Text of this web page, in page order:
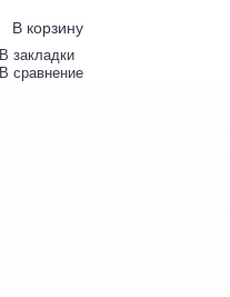
В корзину
В закладки
В сравнение